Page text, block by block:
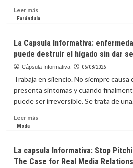
2030
Leer másLeer
más
actualiza
mapa
geológico
la
Luna
con
datos
Chang’e-
6
Farándula
La Capsula Informativa:
puede destruir el hígado sin dar
Cápsula Informativa 06/08/2026
Trabaja en silencio. No siempre causa
presenta síntomas y cuando
puede ser irreversible. Se trata de
Leer másLeer
Capsula
Informativa:
Moda
La capsula Informativa: Stop
The Case for Real Media